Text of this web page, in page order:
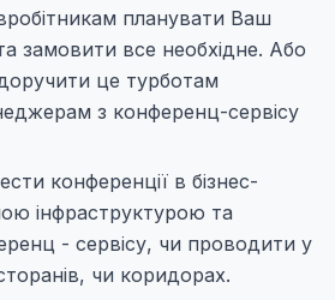
планувати Ваш
замовити все необхідне. Або
це турботам
з конференц-сервісу
конференції в бізнес-
інфраструктурою та
- сервісу, чи проводити у
чи коридорах.